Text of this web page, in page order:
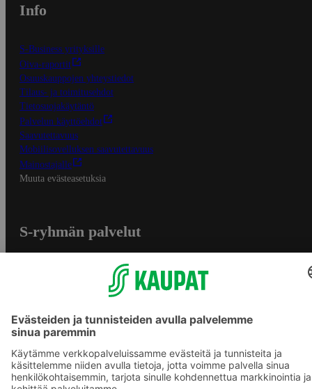
Info
S-Business yrityksille
Oiva-raportit
Osuuskauppojen yhteystiedot
Tilaus- ja toimitusehdot
Tietosuojakäytäntö
Palvelun käyttöehdot
Saavutettavuus
Mobiilisovelluksen saavutettavuus
Mainostajalle
Muuta evästeasetuksia
S-ryhmän palvelut
S-ostoslista -sovellus
Prisma.fi
Sokos.fi
S-Pankki
Yhteishyvä